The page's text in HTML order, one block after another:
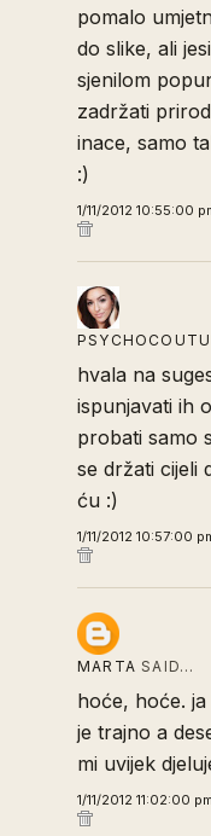
pomalo
do slike, ali
sjenilom
zadržati
inace, samo
:)
1/11/2012 10:55:00
hvala na
ispunjavati ih
probati samo
se držati cijeli
ću :)
1/11/2012 10:57:00
MARTA SAID…
hoće, hoće.
je trajno a
mi uvijek
1/11/2012 11:02:00 pm